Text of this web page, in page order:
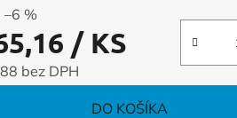
–6 %
/ KS
bez DPH
DO KOŠÍKA